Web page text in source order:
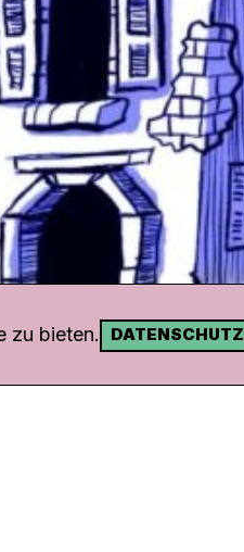
zu bieten. DATENSCHUTZ